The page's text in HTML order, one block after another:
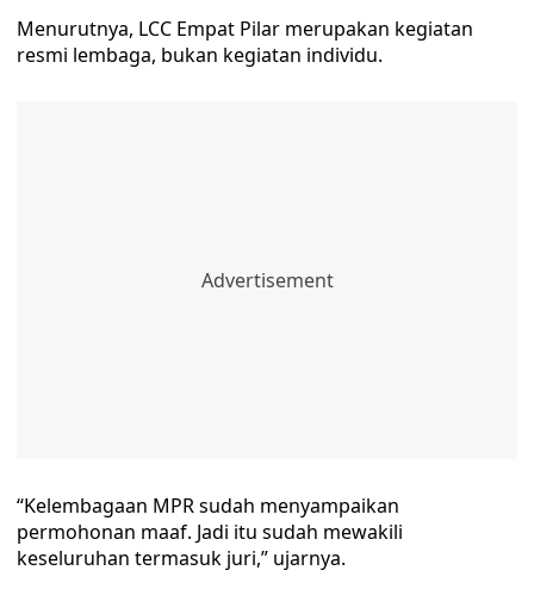
Menurutnya, LCC Empat Pilar merupakan kegiatan
resmi lembaga, bukan kegiatan individu.
“Kelembagaan MPR sudah menyampaikan
permohonan maaf. Jadi itu sudah mewakili
keseluruhan termasuk juri,” ujarnya.